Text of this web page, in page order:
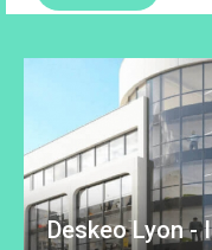
Deskeo Lyon -